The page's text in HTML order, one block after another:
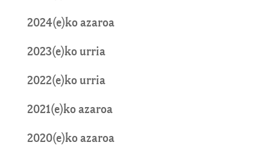
2024(e)ko azaroa
2023(e)ko urria
2022(e)ko urria
2021(e)ko azaroa
2020(e)ko azaroa